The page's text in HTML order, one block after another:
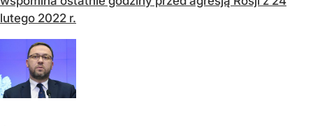
lutego 2022 r.